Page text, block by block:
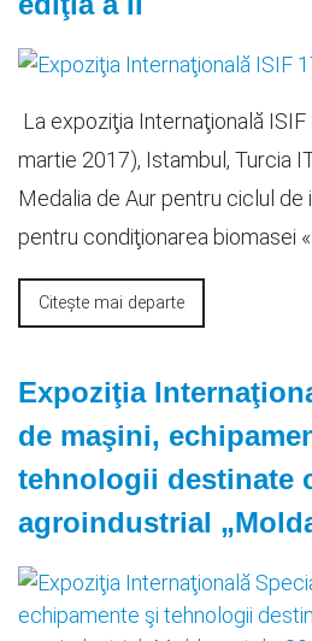
La expoziţia Internaţională
martie 2017), Istambul, Turcia
Medalia de Aur pentru ciclul de
pentru condiţionarea biomasei «
Citește mai departe
Expoziţia
de maşini,
tehnologii destinate
agroindustrial